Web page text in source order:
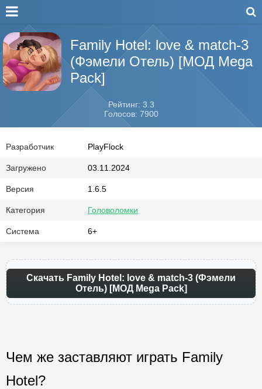
Family Hotel: love & match-3
(Фэмели Отель) [МОД Mega
Pack]
Рейтинг: 3.3
Голосов: 7900
Разработчик PlayFlock
Загружено 03.11.2024
Версия 1.6.5
Категория Головоломки
Система 6+
Скачать Family Hotel: love & match-3 (Фэмели
Отель) [МОД Mega Pack]
Чем же заставляют играть Family
Hotel?